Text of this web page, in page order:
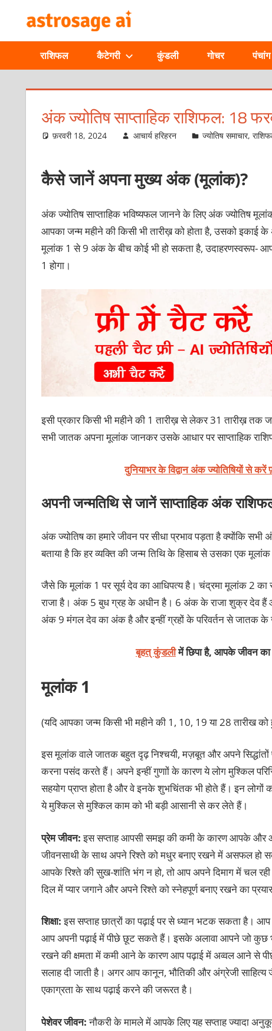
content
ASTROLOGICAL
JOURNAL
–
ASTROSAGE
MAGAZINE
राशिफल कैटेगरी कुंडली गोचर पंचांग
अंक ज्योतिष साप्ताहिक राशिफल: 18
फ़रवरी 18, 2024 आचार्य हरिहरन ज्योतिष समाचार,
कैसे जानें अपना मुख्य अंक (मूलांक)?
अंक ज्योतिष साप्ताहिक भविष्यफल जानने के लिए अंक ज्योतिष
आपका जन्म महीने की किसी भी तारीख़ को होता है, उसको
मूलांक 1 से 9 अंक के बीच कोई भी हो सकता है, उदाहरणस्वरूप-
1 होगा।
इसी प्रकार किसी भी महीने की 1 तारीख़ से लेकर 31 तारीख़
सभी जातक अपना मूलांक जानकर उसके आधार पर साप्ताहिक
दुनियाभर के विद्वान अंक ज्योतिषियों से करें
अपनी जन्मतिथि से जानें साप्ताहिक अंक
अंक ज्योतिष का हमारे जीवन पर सीधा प्रभाव पड़ता है क्योंकि
बताया है कि हर व्यक्ति की जन्म तिथि के हिसाब से उसका एक
जैसे कि मूलांक 1 पर सूर्य देव का आधिपत्य है। चंद्रमा मूलांक 2 का
राजा है। अंक 5 बुध ग्रह के अधीन है। 6 अंक के राजा शुक्र देव हैं
अंक 9 मंगल देव का अंक है और इन्हीं ग्रहों के परिवर्तन से जातक के
बृहत् कुंडलीमें छिपा है, आपके जीवन का
मूलांक 1
(यदि आपका जन्‍म किसी भी महीने की 1, 10, 19 या 28 तारीख
इस मूलांक वाले जातक बहुत दृढ़ निश्‍चयी, मज़बूत और अपने
करना पसंद करते हैं। अपने इन्‍हीं गुणाों के कारण ये लोग मुश्किल
सहयोग प्राप्‍त होता है और वे इनके शुभचिंतक भी होते हैं। इन
ये मुश्किल से मुश्किल काम को भी बड़ी आसानी से कर लेते हैं।
प्रेम जीवन:इस सप्‍ताह आपसी समझ की कमी के कारण आपके और
जीवनसाथी के साथ अपने रिश्‍ते को मधुर बनाए रखने में असफल
आपके रिश्‍ते की सुख-शांति भंग न हो, तो आप अपने दिमाग में चल
दिल में प्‍यार जगाने और अपने रिश्‍ते को स्‍नेहपूर्ण बनाए रखने का
शिक्षा:इस सप्‍ताह छात्रों का पढ़ाई पर से ध्‍यान भटक सकता है।
आप अपनी पढ़ाई में पीछे छूट सकते हैं। इसके अलावा आपने जो कुछ
रखने की क्षमता में कमी आने के कारण आप पढ़ाई में अव्‍वल आने से
सलाह दी जाती है। अगर आप कानून, भौतिकी और अंग्रेजी
एकाग्रता के साथ पढ़ाई करने की जरूरत है।
पेशेवर जीवन:नौकरी के मामले में आपके लिए यह सप्ताह ज्यादा